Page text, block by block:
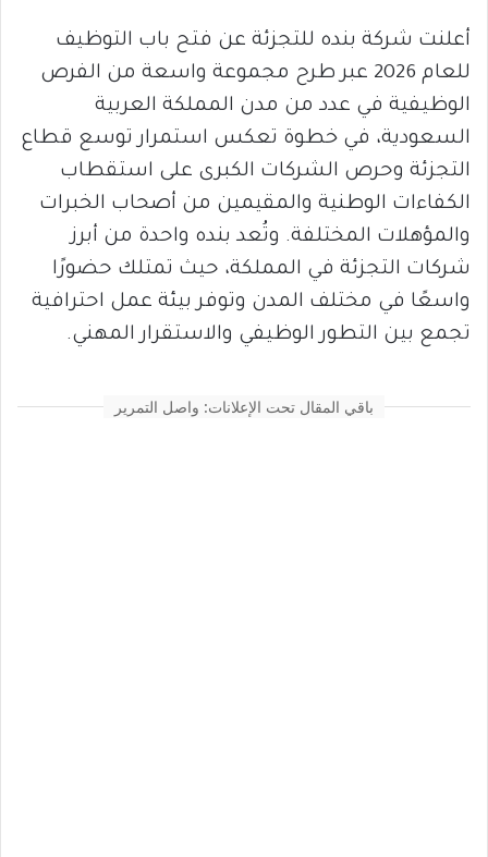
أعلنت شركة بنده للتجزئة عن فتح باب التوظيف
للعام 2026 عبر طرح مجموعة واسعة من الفرص
الوظيفية في عدد من مدن المملكة العربية
السعودية، في خطوة تعكس استمرار توسع قطاع
التجزئة وحرص الشركات الكبرى على استقطاب
الكفاءات الوطنية والمقيمين من أصحاب الخبرات
والمؤهلات المختلفة. وتُعد بنده واحدة من أبرز
شركات التجزئة في المملكة، حيث تمتلك حضورًا
واسعًا في مختلف المدن وتوفر بيئة عمل احترافية
تجمع بين التطور الوظيفي والاستقرار المهني.
باقي المقال تحت الإعلانات: واصل التمرير